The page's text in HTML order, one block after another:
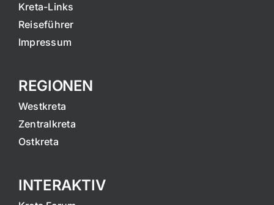
Kreta-Links
Reiseführer
Impressum
REGIONEN
Westkreta
Zentralkreta
Ostkreta
INTERAKTIV